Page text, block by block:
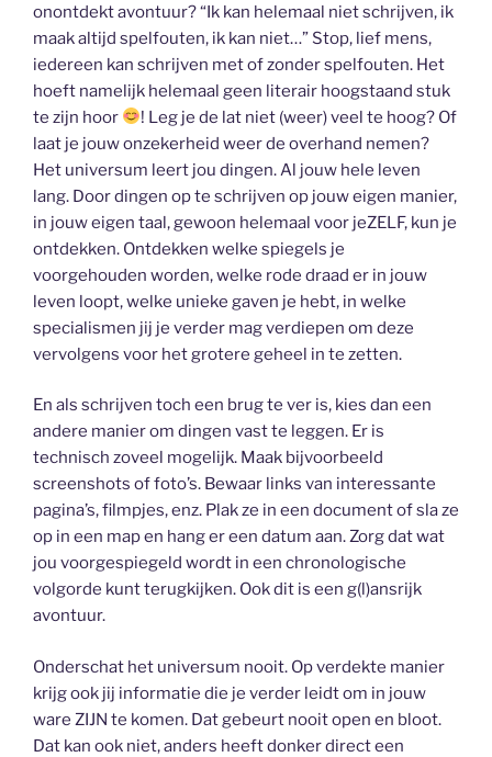
onontdekt avontuur? “Ik kan helemaal niet schrijven, ik
maak altijd spelfouten, ik kan niet…” Stop, lief mens,
iedereen kan schrijven met of zonder spelfouten. Het
hoeft namelijk helemaal geen literair hoogstaand stuk
te zijn hoor
! Leg je de lat niet (weer) veel te hoog? Of
laat je jouw onzekerheid weer de overhand nemen?
Het universum leert jou dingen. Al jouw hele leven
lang. Door dingen op te schrijven op jouw eigen manier,
in jouw eigen taal, gewoon helemaal voor jeZELF, kun je
ontdekken. Ontdekken welke spiegels je
voorgehouden worden, welke rode draad er in jouw
leven loopt, welke unieke gaven je hebt, in welke
specialismen jij je verder mag verdiepen om deze
vervolgens voor het grotere geheel in te zetten.
En als schrijven toch een brug te ver is, kies dan een
andere manier om dingen vast te leggen. Er is
technisch zoveel mogelijk. Maak bijvoorbeeld
screenshots of foto’s. Bewaar links van interessante
pagina’s, filmpjes, enz. Plak ze in een document of sla ze
op in een map en hang er een datum aan. Zorg dat wat
jou voorgespiegeld wordt in een chronologische
volgorde kunt terugkijken. Ook dit is een g(l)ansrijk
avontuur.
Onderschat het universum nooit. Op verdekte manier
krijg ook jij informatie die je verder leidt om in jouw
ware ZIJN te komen. Dat gebeurt nooit open en bloot.
Dat kan ook niet, anders heeft donker direct een